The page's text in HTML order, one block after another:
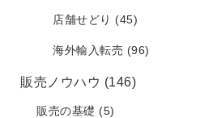
店舗せどり (45)
海外輸入転売 (96)
販売ノウハウ (146)
販売の基礎 (5)